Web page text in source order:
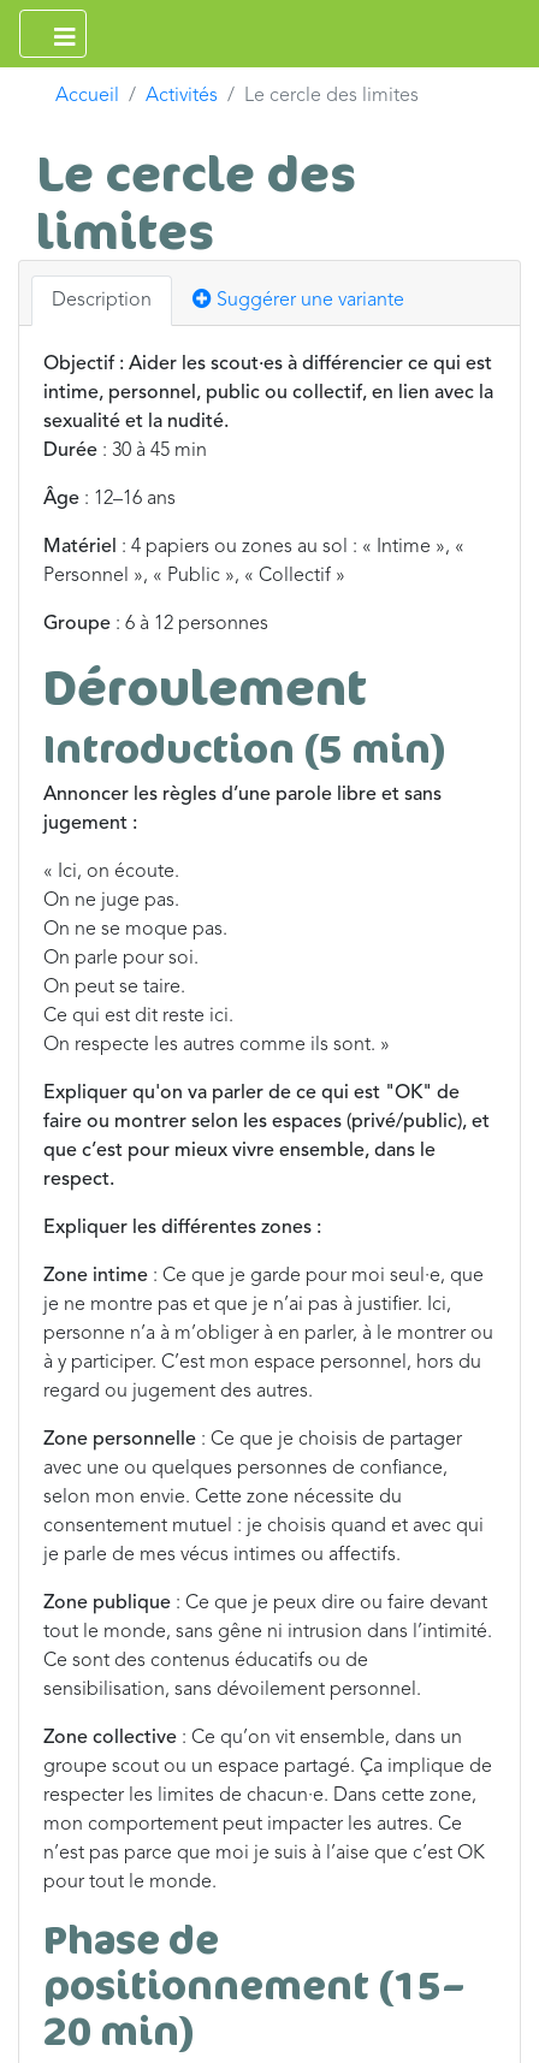
Accueil Activités Le cercle des limites
Le cercle des
limites
Description Suggérer une variante
Objectif : Aider les scout·es à différencier ce qui est
intime, personnel, public ou collectif, en lien avec la
sexualité et la nudité.
Durée : 30 à 45 min
Âge : 12–16 ans
Matériel : 4 papiers ou zones au sol : « Intime », «
Personnel », « Public », « Collectif »
Groupe : 6 à 12 personnes
Déroulement
Introduction (5 min)
Annoncer les règles d’une parole libre et sans
jugement :
« Ici, on écoute.
On ne juge pas.
On ne se moque pas.
On parle pour soi.
On peut se taire.
Ce qui est dit reste ici.
On respecte les autres comme ils sont. »
Expliquer qu'on va parler de ce qui est "OK" de
faire ou montrer selon les espaces (privé/public), et
que c’est pour mieux vivre ensemble, dans le
respect.
Expliquer les différentes zones :
Zone intime : Ce que je garde pour moi seul·e, que
je ne montre pas et que je n’ai pas à justifier. Ici,
personne n’a à m’obliger à en parler, à le montrer ou
à y participer. C’est mon espace personnel, hors du
regard ou jugement des autres.
Zone personnelle : Ce que je choisis de partager
avec une ou quelques personnes de confiance,
selon mon envie. Cette zone nécessite du
consentement mutuel : je choisis quand et avec qui
je parle de mes vécus intimes ou affectifs.
Zone publique : Ce que je peux dire ou faire devant
tout le monde, sans gêne ni intrusion dans l’intimité.
Ce sont des contenus éducatifs ou de
sensibilisation, sans dévoilement personnel.
Zone collective : Ce qu’on vit ensemble, dans un
groupe scout ou un espace partagé. Ça implique de
respecter les limites de chacun·e. Dans cette zone,
mon comportement peut impacter les autres. Ce
n’est pas parce que moi je suis à l’aise que c’est OK
pour tout le monde.
Phase de
positionnement (15–
20 min)